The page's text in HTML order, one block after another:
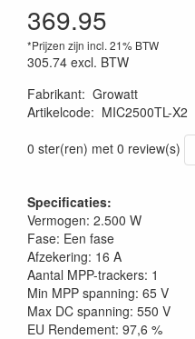
369.95
*Prijzen zijn incl. 21% BTW
305.74 excl. BTW
Fabrikant: Growatt
Artikelcode: MIC2500TL-X2
0 ster(ren) met 0 review(s)
Specificaties:
Vermogen: 2.500 W
Fase: Een fase
Afzekering: 16 A
Aantal MPP-trackers: 1
Min MPP spanning: 65 V
Max DC spanning: 550 V
EU Rendement: 97,6 %